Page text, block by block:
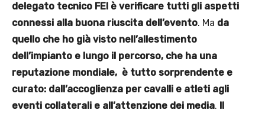
delegato tecnico FEI è verificare tutti gli aspetti
connessi alla buona riuscita dell’evento. Ma da
quello che ho già visto nell’allestimento
dell’impianto e lungo il percorso, che ha una
reputazione mondiale, è tutto sorprendente e
curato: dall’accoglienza per cavalli e atleti agli
eventi collaterali e all’attenzione dei media. Il